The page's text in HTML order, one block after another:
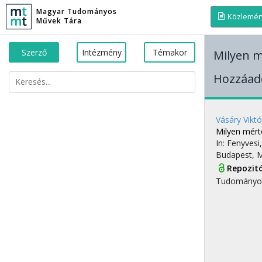
Magyar Tudományos
Művek Tára
Szerző Intézmény Témakör
Milyen
Vásáry
Milyen
In:
Budapest,